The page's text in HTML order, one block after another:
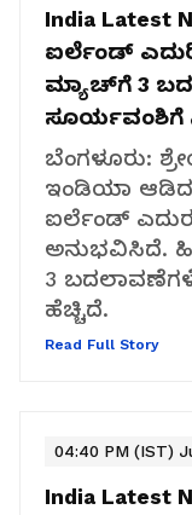
India Latest
ಐರ್ಲೆಂಡ್
ಮ್ಯಾಚ್‌ಗೆ 3
ಸೂರ್ಯವಂಶಿಗೆ
ಬೆಂಗಳೂರು:
ಇಂಡಿಯಾ ಆಡಿದ
ಐರ್ಲೆಂಡ್
ಅನುಭವಿಸಿದೆ.
3
ಹೆಚ್ಚಿದೆ.
Read Full Story
04:40 PM (IST)
India Latest